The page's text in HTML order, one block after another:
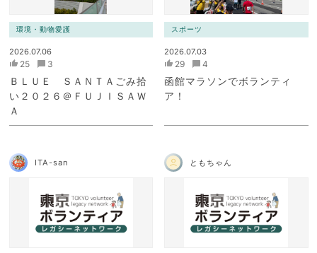
環境・動物愛護
2026.07.06
25 3
ＢＬＵＥ ＳＡＮＴＡごみ拾
い２０２６＠ＦＵＪＩＳＡＷ
Ａ
スポーツ
2026.07.03
29 4
函館マラソンでボランティ
ア！
ITA-san ともちゃん